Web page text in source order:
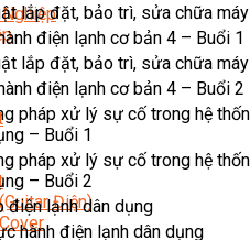
Điện)
lắp đặt, bảo trì, sửa chữa
điện lạnh cơ bản 4 – Buổi 1
lắp đặt, bảo trì, sửa chữa
điện lạnh cơ bản 4 – Buổi 2
pháp xử lý sự cố trong hệ
– Buổi 1
pháp xử lý sự cố trong hệ
– Buổi 2
điện lạnh dân dụng
hành điện lạnh dân dụng